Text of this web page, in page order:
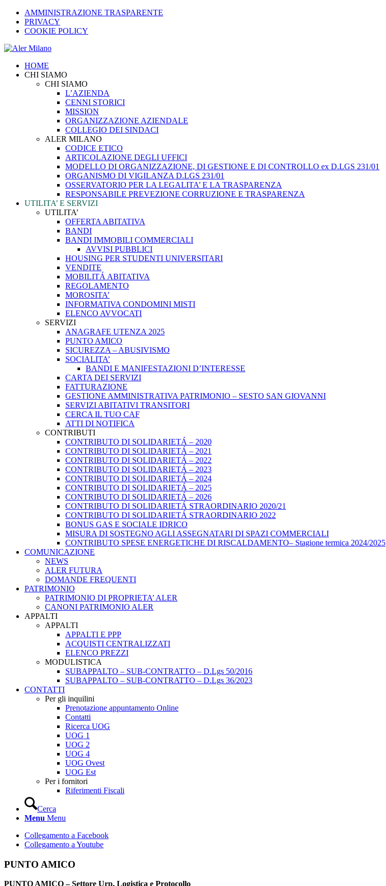
AMMINISTRAZIONE TRASPARENTE
PRIVACY
COOKIE POLICY
HOME
CHI SIAMO
CHI SIAMO
L’AZIENDA
CENNI STORICI
MISSION
ORGANIZZAZIONE AZIENDALE
COLLEGIO DEI SINDACI
ALER MILANO
CODICE ETICO
ARTICOLAZIONE DEGLI UFFICI
MODELLO DI ORGANIZZAZIONE, DI GESTIONE E DI CONTROLLO ex D.LGS 231/01
ORGANISMO DI VIGILANZA D.LGS 231/01
OSSERVATORIO PER LA LEGALITA’ E LA TRASPARENZA
RESPONSABILE PREVEZIONE CORRUZIONE E TRASPARENZA
UTILITA’ E SERVIZI
UTILITA’
OFFERTA ABITATIVA
BANDI
BANDI IMMOBILI COMMERCIALI
AVVISI PUBBLICI
HOUSING PER STUDENTI UNIVERSITARI
VENDITE
MOBILITÁ ABITATIVA
REGOLAMENTO
MOROSITA’
INFORMATIVA CONDOMINI MISTI
ELENCO AVVOCATI
SERVIZI
ANAGRAFE UTENZA 2025
PUNTO AMICO
SICUREZZA – ABUSIVISMO
SOCIALITA’
BANDI E MANIFESTAZIONI D’INTERESSE
CARTA DEI SERVIZI
FATTURAZIONE
GESTIONE AMMINISTRATIVA PATRIMONIO – SESTO SAN GIOVANNI
SERVIZI ABITATIVI TRANSITORI
CERCA IL TUO CAF
ATTI DI NOTIFICA
CONTRIBUTI
CONTRIBUTO DI SOLIDARIETÁ – 2020
CONTRIBUTO DI SOLIDARIETÁ – 2021
CONTRIBUTO DI SOLIDARIETÁ – 2022
CONTRIBUTO DI SOLIDARIETÁ – 2023
CONTRIBUTO DI SOLIDARIETÁ – 2024
CONTRIBUTO DI SOLIDARIETÁ – 2025
CONTRIBUTO DI SOLIDARIETÁ – 2026
CONTRIBUTO DI SOLIDARIETÁ STRAORDINARIO 2020/21
CONTRIBUTO DI SOLIDARIETÁ STRAORDINARIO 2022
BONUS GAS E SOCIALE IDRICO
MISURA DI SOSTEGNO AGLI ASSEGNATARI DI SPAZI COMMERCIALI
CONTRIBUTO SPESE ENERGETICHE DI RISCALDAMENTO– Stagione termica 2024/2025
COMUNICAZIONE
NEWS
ALER FUTURA
DOMANDE FREQUENTI
PATRIMONIO
PATRIMONIO DI PROPRIETA’ ALER
CANONI PATRIMONIO ALER
APPALTI
APPALTI
APPALTI E PPP
ACQUISTI CENTRALIZZATI
ELENCO PREZZI
MODULISTICA
SUBAPPALTO – SUB-CONTRATTO – D.Lgs 50/2016
SUBAPPALTO – SUB-CONTRATTO – D.Lgs 36/2023
CONTATTI
Per gli inquilini
Prenotazione appuntamento Online
Contatti
Ricerca UOG
UOG 1
UOG 2
UOG 4
UOG Ovest
UOG Est
Per i fornitori
Riferimenti Fiscali
Cerca
Menu Menu
Collegamento a Facebook
Collegamento a Youtube
PUNTO AMICO
PUNTO AMICO – Settore Urp, Logistica e Protocollo